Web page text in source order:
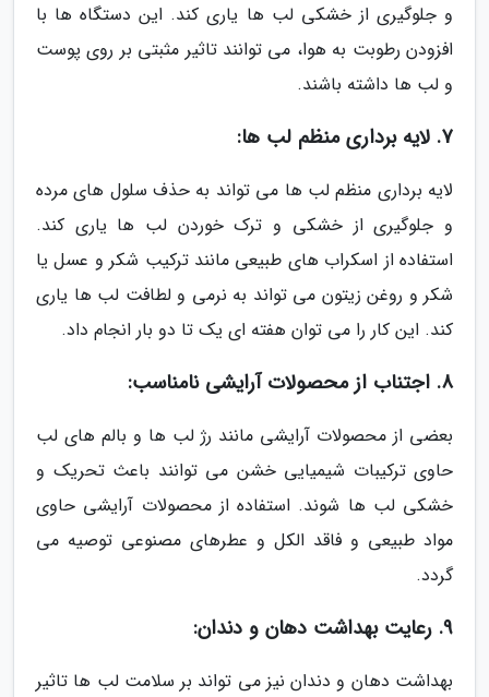
و جلوگیری از خشکی لب ها یاری کند. این دستگاه ها با
افزودن رطوبت به هوا، می توانند تاثیر مثبتی بر روی پوست
و لب ها داشته باشند.
7. لایه برداری منظم لب ها:
لایه برداری منظم لب ها می تواند به حذف سلول های مرده
و جلوگیری از خشکی و ترک خوردن لب ها یاری کند.
استفاده از اسکراب های طبیعی مانند ترکیب شکر و عسل یا
شکر و روغن زیتون می تواند به نرمی و لطافت لب ها یاری
کند. این کار را می توان هفته ای یک تا دو بار انجام داد.
8. اجتناب از محصولات آرایشی نامناسب:
بعضی از محصولات آرایشی مانند رژ لب ها و بالم های لب
حاوی ترکیبات شیمیایی خشن می توانند باعث تحریک و
خشکی لب ها شوند. استفاده از محصولات آرایشی حاوی
مواد طبیعی و فاقد الکل و عطرهای مصنوعی توصیه می
گردد.
9. رعایت بهداشت دهان و دندان:
بهداشت دهان و دندان نیز می تواند بر سلامت لب ها تاثیر